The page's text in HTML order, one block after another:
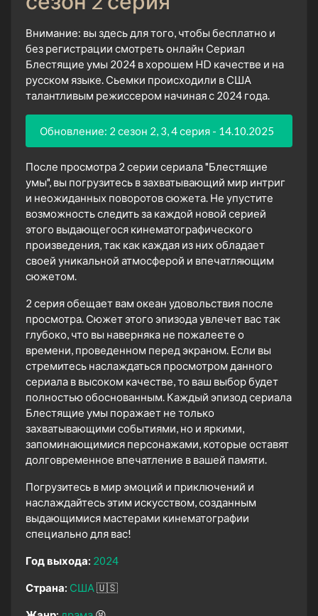
Внимание: вы здесь для того, чтобы бесплатно и
без регистрации смотреть онлайн Сериал
Блестящие умы 2024 в хорошем HD качестве и на
русском языке. Сьемки происходили в США
талантливым режиссером начиная с 2024 года.
Обновление: 2 сезон 2, 3, 4 серия - 14.10.2025
После просмотра 2 серии сериала "Блестящие
умы", вы погрузитесь в захватывающий мир интриг
и неожиданных поворотов сюжета. Не упустите
возможность следить за каждой новой серией
этого выдающегося кинематографического
произведения, так как каждая из них обладает
своей уникальной атмосферой и впечатляющим
сюжетом.
2 серия обещает вам океан удовольствия после
просмотра. Сюжет этого эпизода увлечет вас так
глубоко, что вы наверняка не пожалеете о
времени, проведенном перед экраном. Если вы
стремитесь наслаждаться просмотром данного
сериала в высоком качестве, то ваш выбор будет
полностью обоснованным. Каждый эпизод сериала
Блестящие умы поражает не только
захватывающими событиями, но и яркими,
запоминающимися персонажами, которые оставят
долговременное впечатление в вашей памяти.
Погрузитесь в мир эмоций и приключений и
наслаждайтесь этим искусством, созданным
выдающимися мастерами кинематографии
специально для вас!
Год выхода: 2024
Страна: США 🇺🇸